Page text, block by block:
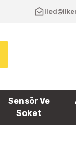
Sensör Ve
Soket